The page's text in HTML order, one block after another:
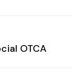
OTCA